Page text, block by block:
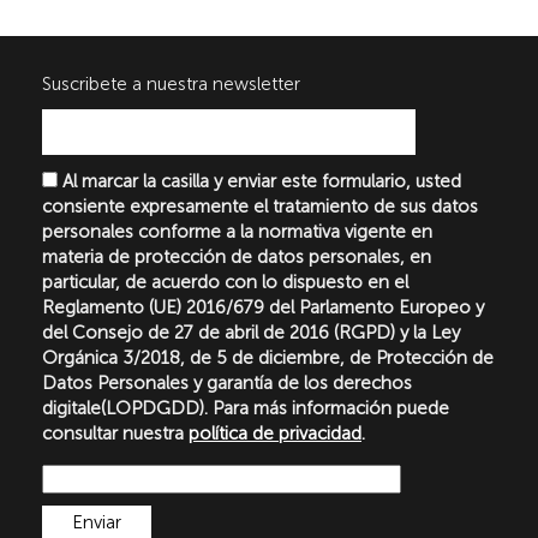
Suscribete a nuestra newsletter
Al marcar la casilla y enviar este formulario, usted
consiente expresamente el tratamiento de sus datos
personales conforme a la normativa vigente en
materia de protección de datos personales, en
particular, de acuerdo con lo dispuesto en el
Reglamento (UE) 2016/679 del Parlamento Europeo y
del Consejo de 27 de abril de 2016 (RGPD) y la Ley
Orgánica 3/2018, de 5 de diciembre, de Protección de
Datos Personales y garantía de los derechos
digitale(LOPDGDD). Para más información puede
consultar nuestra política de privacidad.